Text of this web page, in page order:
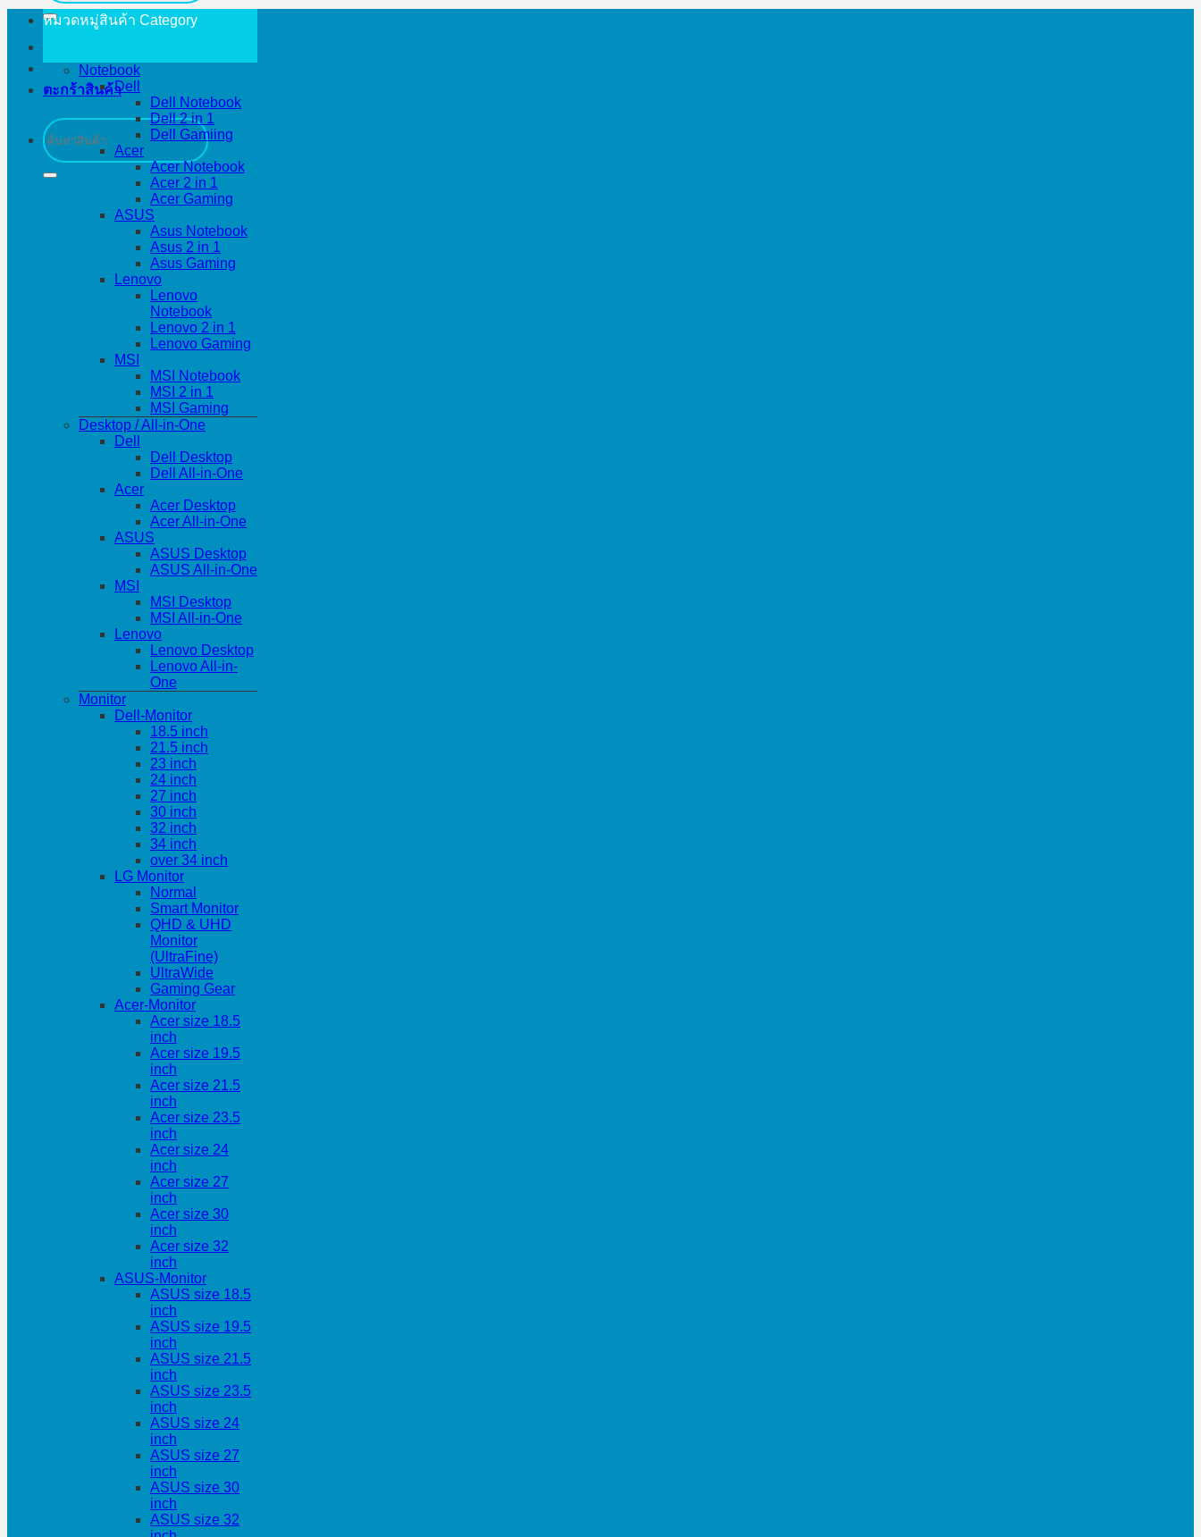
ตะกร้าสินค้า
ค้นหา:
หมวดหมู่สินค้า Category
Notebook
Dell
Dell Notebook
Dell 2 in 1
Dell Gamiing
Acer
Acer Notebook
Acer 2 in 1
Acer Gaming
ASUS
Asus Notebook
Asus 2 in 1
Asus Gaming
Lenovo
Lenovo
Notebook
Lenovo 2 in 1
Lenovo Gaming
MSI
MSI Notebook
MSI 2 in 1
MSI Gaming
Desktop / All-in-One
Dell
Dell Desktop
Dell All-in-One
Acer
Acer Desktop
Acer All-in-One
ASUS
ASUS Desktop
ASUS All-in-One
MSI
MSI Desktop
MSI All-in-One
Lenovo
Lenovo Desktop
Lenovo All-in-
One
Monitor
Dell-Monitor
18.5 inch
21.5 inch
23 inch
24 inch
27 inch
30 inch
32 inch
34 inch
over 34 inch
LG Monitor
Normal
Smart Monitor
QHD & UHD
Monitor
(UltraFine)
UltraWide
Gaming Gear
Acer-Monitor
Acer size 18.5
inch
Acer size 19.5
inch
Acer size 21.5
inch
Acer size 23.5
inch
Acer size 24
inch
Acer size 27
inch
Acer size 30
inch
Acer size 32
inch
ASUS-Monitor
ASUS size 18.5
inch
ASUS size 19.5
inch
ASUS size 21.5
inch
ASUS size 23.5
inch
ASUS size 24
inch
ASUS size 27
inch
ASUS size 30
inch
ASUS size 32